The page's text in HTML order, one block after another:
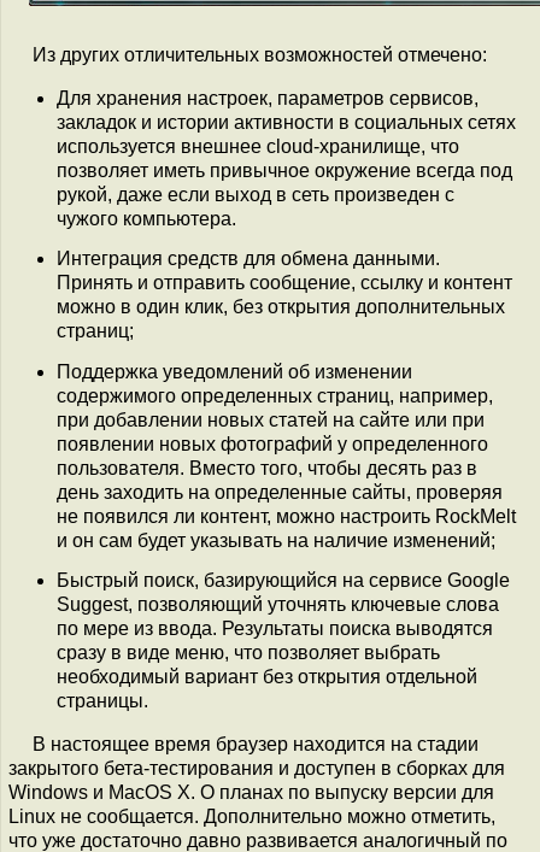
Из других отличительных возможностей отмечено:
Для хранения настроек, параметров сервисов,
закладок и истории активности в социальных сетях
используется внешнее cloud-хранилище, что
позволяет иметь привычное окружение всегда под
рукой, даже если выход в сеть произведен с
чужого компьютера.
Интеграция средств для обмена данными.
Принять и отправить сообщение, ссылку и контент
можно в один клик, без открытия дополнительных
страниц;
Поддержка уведомлений об изменении
содержимого определенных страниц, например,
при добавлении новых статей на сайте или при
появлении новых фотографий у определенного
пользователя. Вместо того, чтобы десять раз в
день заходить на определенные сайты, проверяя
не появился ли контент, можно настроить RockMelt
и он сам будет указывать на наличие изменений;
Быстрый поиск, базирующийся на сервисе Google
Suggest, позволяющий уточнять ключевые слова
по мере из ввода. Результаты поиска выводятся
сразу в виде меню, что позволяет выбрать
необходимый вариант без открытия отдельной
страницы.
В настоящее время браузер находится на стадии
закрытого бета-тестирования и доступен в сборках для
Windows и MacOS X. О планах по выпуску версии для
Linux не сообщается. Дополнительно можно отметить,
что уже достаточно давно развивается аналогичный по